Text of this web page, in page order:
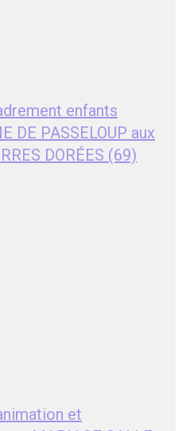
enfants
DE PASSELOUP aux
DORÉES (69)
et